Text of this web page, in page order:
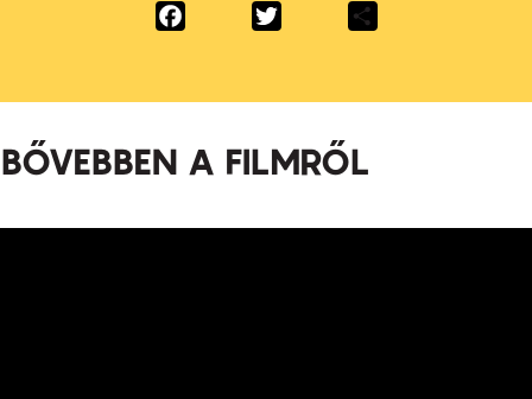
Facebook
BŐVEBBEN A FILMRŐL